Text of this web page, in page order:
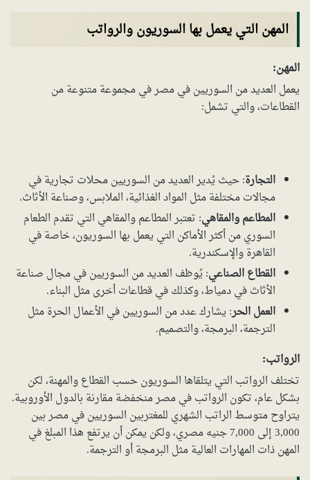
المهن التي يعمل بها السوريون والرواتب
المهن:
يعمل العديد من السوريين في مصر في مجموعة متنوعة من
القطاعات، والتي تشمل:
التجارة: حيث يُدير العديد من السوريين محلات تجارية في
مجالات مختلفة مثل المواد الغذائية، الملابس، وصناعة الأثاث.
المطاعم والمقاهي: تعتبر المطاعم والمقاهي التي تقدم الطعام
السوري من أكثر الأماكن التي يعمل بها السوريون، خاصة في
القاهرة والإسكندرية.
القطاع الصناعي: يُوظف العديد من السوريين في مجال صناعة
الأثاث في دمياط، وكذلك في قطاعات أخرى مثل البناء.
العمل الحر: يشارك عدد من السوريين في الأعمال الحرة مثل
الترجمة، البرمجة، والتصميم.
الرواتب:
تختلف الرواتب التي يتلقاها السوريون حسب القطاع والمهنة، لكن
بشكل عام، تكون الرواتب في مصر منخفضة مقارنة بالدول الأوروبية.
يتراوح متوسط الراتب الشهري للمغتربين السوريين في مصر بين
3,000 إلى 7,000 جنيه مصري، ولكن يمكن أن يرتفع هذا المبلغ في
المهن ذات المهارات العالية مثل البرمجة أو الترجمة.